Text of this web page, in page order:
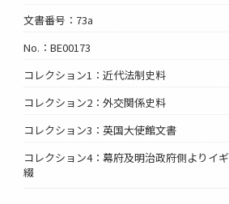
文書番号：73a
No.：BE00173
コレクション1：近代法制史料
コレクション2：外交関係史料
コレクション3：英国大使館文書
コレクション4：幕府及明治政府側よりイ
綴